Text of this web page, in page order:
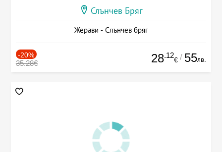
Слънчев Бряг
Жерави - Слънчев бряг
-20%
35.28€ 28.12
€ / 55лв.